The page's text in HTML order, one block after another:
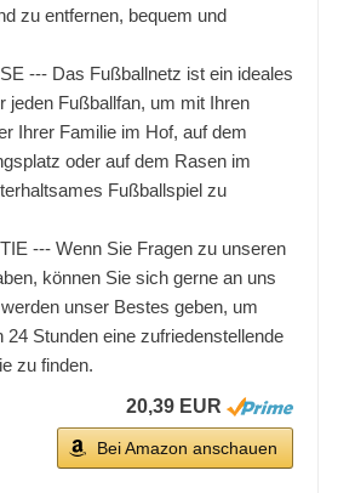
zu entfernen, bequem und
--- Das Fußballnetz ist ein ideales
jeden Fußballfan, um mit Ihren
Ihrer Familie im Hof, auf dem
oder auf dem Rasen im
Fußballspiel zu
--- Wenn Sie Fragen zu unseren
können Sie sich gerne an uns
unser Bestes geben, um
24 Stunden eine zufriedenstellende
zu finden.
20,39 EUR
Bei Amazon anschauen